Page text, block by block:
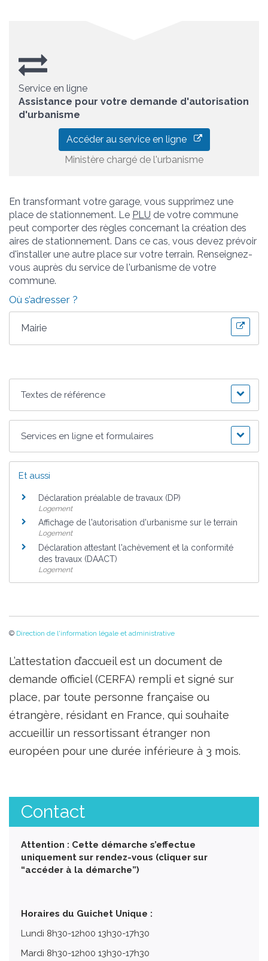
Service en ligne
Assistance pour votre demande d'autorisation
d'urbanisme
Accéder au service en ligne
Ministère chargé de l'urbanisme
En transformant votre garage, vous supprimez une
place de stationnement. Le PLU de votre commune
peut comporter des règles concernant la création des
aires de stationnement. Dans ce cas, vous devez prévoir
d'installer une autre place sur votre terrain. Renseignez-
vous auprès du service de l'urbanisme de votre
commune.
Où s’adresser ?
Mairie
Textes de référence
Services en ligne et formulaires
Et aussi
Déclaration préalable de travaux (DP)
Logement
Affichage de l'autorisation d'urbanisme sur le terrain
Logement
Déclaration attestant l'achèvement et la conformité
des travaux (DAACT)
Logement
© Direction de l'information légale et administrative
L’attestation d’accueil est un document de
demande officiel (CERFA) rempli et signé sur
place, par toute personne française ou
étrangère, résidant en France, qui souhaite
accueillir un ressortissant étranger non
européen pour une durée inférieure à 3 mois.
Contact
Attention : Cette démarche s’effectue
uniquement sur rendez-vous (cliquer sur
“accéder à la démarche”)
Horaires du Guichet Unique :
Lundi 8h30-12h00 13h30-17h30
Mardi 8h30-12h00 13h30-17h30